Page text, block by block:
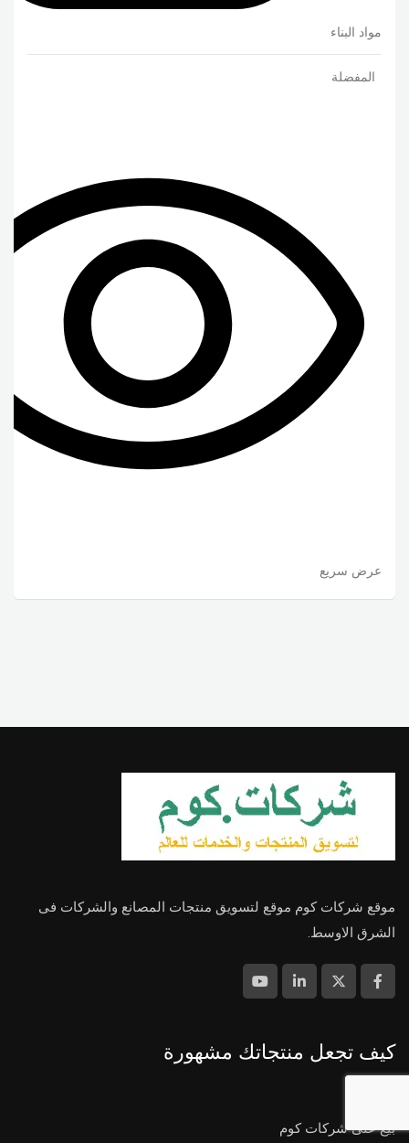
مواد البناء
المفضلة
عرض سريع
موقع شركات كوم موقع لتسويق منتجات المصانع والشركات فى
الشرق الاوسط.
كيف تجعل منتجاتك مشهورة
بيع على شركات كوم